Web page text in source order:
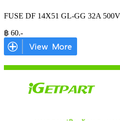
FUSE DF 14X51 GL-GG 32A
฿ 60.-